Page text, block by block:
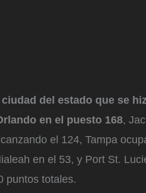
del estado que se
en el puesto 168,
el 124, Tampa
en el 53, y Port St.
puntos totales.